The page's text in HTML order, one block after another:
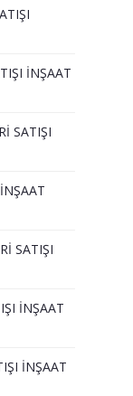
İNŞAAT
SATIŞI
SATIŞI
İNŞAAT
İNŞAAT